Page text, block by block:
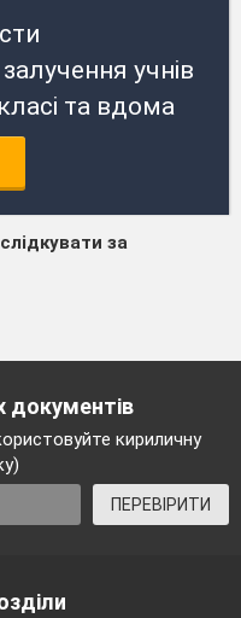
учнів
та вдома
за
документів
кириличну
ПЕРЕВІРИТИ